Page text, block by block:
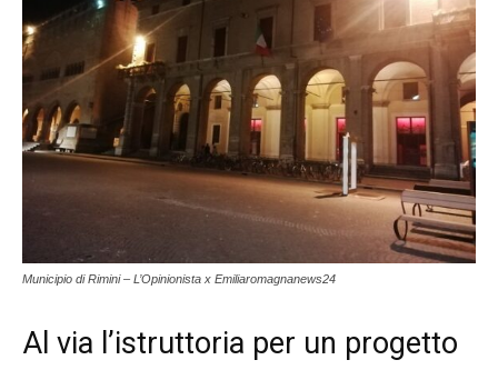
Municipio di Rimini – L’Opinionista x Emiliaromagnanews24
Al via l’istruttoria per un progetto